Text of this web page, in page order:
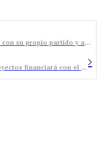
Julio Anta se despacha a gusto con su propio partido y anuncia su marcha del PSOE
El Ayuntamiento analiza qué proyectos financiará con el segundo Plan E